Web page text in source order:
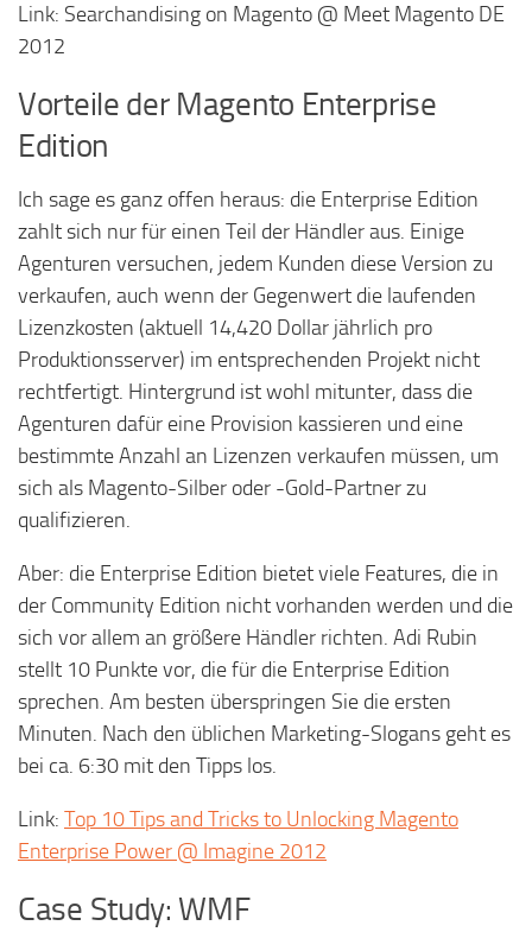
Link: Searchandising on Magento @ Meet Magento DE
2012
Vorteile der Magento Enterprise
Edition
Ich sage es ganz offen heraus: die Enterprise Edition
zahlt sich nur für einen Teil der Händler aus. Einige
Agenturen versuchen, jedem Kunden diese Version zu
verkaufen, auch wenn der Gegenwert die laufenden
Lizenzkosten (aktuell 14,420 Dollar jährlich pro
Produktionsserver) im entsprechenden Projekt nicht
rechtfertigt. Hintergrund ist wohl mitunter, dass die
Agenturen dafür eine Provision kassieren und eine
bestimmte Anzahl an Lizenzen verkaufen müssen, um
sich als Magento-Silber oder -Gold-Partner zu
qualifizieren.
Aber: die Enterprise Edition bietet viele Features, die in
der Community Edition nicht vorhanden werden und die
sich vor allem an größere Händler richten. Adi Rubin
stellt 10 Punkte vor, die für die Enterprise Edition
sprechen. Am besten überspringen Sie die ersten
Minuten. Nach den üblichen Marketing-Slogans geht es
bei ca. 6:30 mit den Tipps los.
Link: Top 10 Tips and Tricks to Unlocking Magento
Enterprise Power @ Imagine 2012
Case Study: WMF